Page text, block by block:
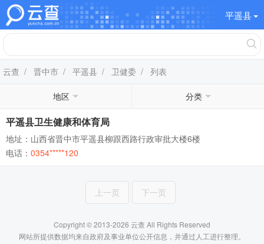
平遥县
云查 / 晋中市 / 平遥县 / 卫健委 / 列表
地区 分类
平遥县卫生健康和体育局
地址：山西省晋中市平遥县柳跟西路行政审批大楼6楼
电话： 0354*****120
上一页 下一页
Copyright © 2013-2026 云查 All Rights Reserved
网站所提供数据均来自政府及事业单位公开信息，并通过人工进行整理。